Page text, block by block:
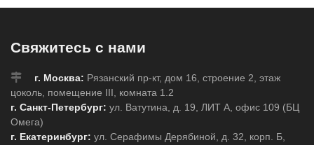
Свяжитесь с нами
г. Москва: Рязанский пр-кт, дом 16, строение 2, этаж
цоколь, помещение III, комната 1.2
г. Санкт-Петербург: ул. Ватутина, д. 19, ЛИТ А, офис 109 (БЦ
Омега)
г. Екатеринбург: ул. Серафимы Дерябиной, д. 32, корп. Б,